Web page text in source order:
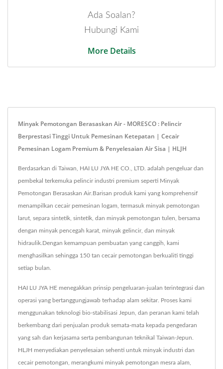
Ada Soalan?
Hubungi Kami
More Details
Minyak Pemotongan Berasaskan Air - MORESCO : Pelincir
Berprestasi Tinggi Untuk Pemesinan Ketepatan | Cecair
Pemesinan Logam Premium & Penyelesaian Air Sisa | HLJH
Berdasarkan di Taiwan, HAI LU JYA HE CO., LTD. adalah pengeluar dan
pembekal terkemuka pelincir industri premium seperti Minyak
Pemotongan Berasaskan Air.Barisan produk kami yang komprehensif
menampilkan cecair pemesinan logam, termasuk minyak pemotongan
larut, separa sintetik, sintetik, dan minyak pemotongan tulen, bersama
dengan minyak pencegah karat, minyak gelincir, dan minyak
hidraulik.Dengan kemampuan pembuatan yang canggih, kami
menghasilkan sehingga 150 tan cecair pemotongan berkualiti tinggi
setiap bulan.
HAI LU JYA HE menegakkan prinsip pengeluaran-jualan terintegrasi dan
operasi yang bertanggungjawab terhadap alam sekitar. Proses kami
menggunakan teknologi bio-stabilisasi Jepun, dan peranan kami telah
berkembang dari penjualan produk semata-mata kepada pengedaran
yang sah dan kerjasama serta pembangunan teknikal Taiwan-Jepun.
HLJH menyediakan penyelesaian sehenti untuk minyak industri dan
cecair pemotongan, merangkumi minyak pemotongan mesra alam,